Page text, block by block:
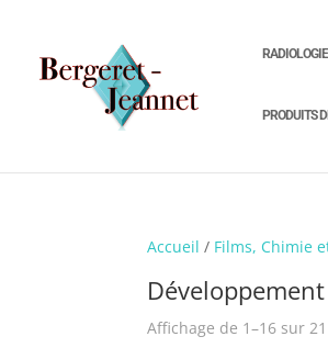
PRODUITS
Accueil / Films, Chimie
Développement
Affichage de 1–16 sur